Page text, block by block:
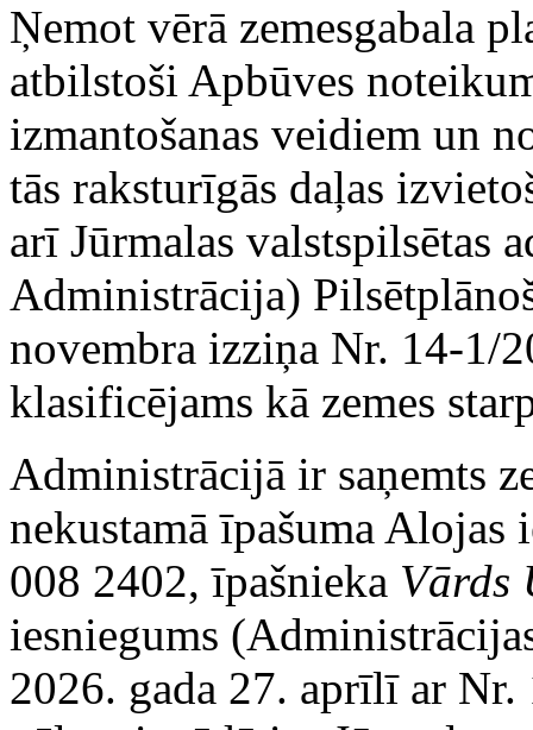
Ņemot vērā zemesgabala
atbilstoši Apbūves
izmantošanas veidiem un
tās raksturīgās daļas
arī Jūrmalas valstspilsētas
Administrācija)
novembra izziņa Nr. 14-1/
klasificējams kā zemes
Administrācijā ir saņemts
nekustamā īpašuma Alojas
008 2402, īpašnieka Vārds
iesniegums
2026. gada 27. aprīlī ar